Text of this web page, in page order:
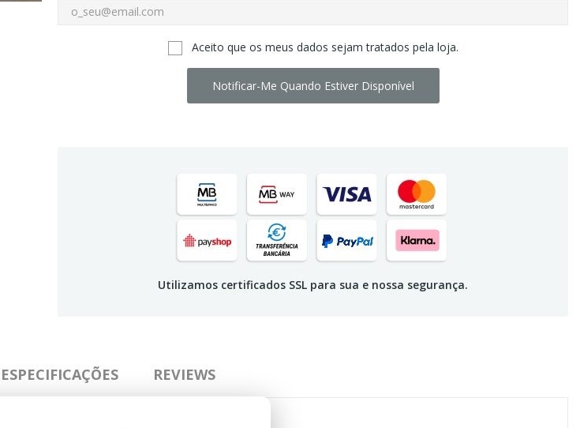
Aceito que os meus dados sejam tratados pela loja.
Notificar-Me Quando Estiver Disponível
Utilizamos certificados SSL para sua e nossa segurança.
ESPECIFICAÇÕES REVIEWS